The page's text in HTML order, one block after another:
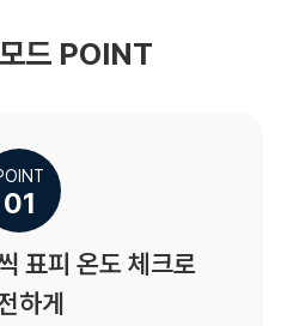
드 POINT
01
표피 온도 체크로
하게